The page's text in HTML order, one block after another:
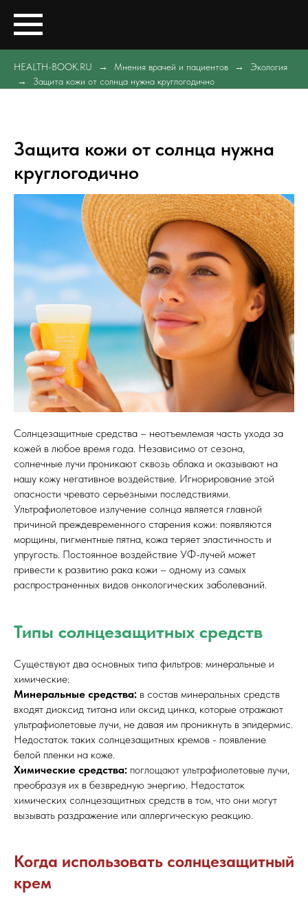
HEALTH-BOOK.RU Мнения врачей и пациентов
Экология
Защита кожи от солнца нужна круглогодично
Защита кожи от солнца нужна
круглогодично
Солнцезащитные средства – неотъемлемая часть ухода за
кожей в любое время года. Независимо от сезона,
солнечные лучи проникают сквозь облака и оказывают на
нашу кожу негативное воздействие. Игнорирование этой
опасности чревато серьезными последствиями.
Ультрафиолетовое излучение солнца является главной
причиной преждевременного старения кожи: появляются
морщины, пигментные пятна, кожа теряет эластичность и
упругость. Постоянное воздействие УФ-лучей может
привести к развитию рака кожи – одному из самых
распространенных видов онкологических заболеваний.
Типы солнцезащитных средств
Существуют два основных типа фильтров: минеральные и
химические:
Минеральные средства: в состав минеральных средств
входят диоксид титана или оксид цинка, которые отражают
ультрафиолетовые лучи, не давая им проникнуть в эпидермис.
Недостаток таких солнцезащитных кремов - появление
белой пленки на коже.
Химические средства: поглощают ультрафиолетовые лучи,
преобразуя их в безвредную энергию. Недостаток
химических солнцезащитных средств в том, что они могут
вызывать раздражение или аллергическую реакцию.
Когда использовать солнцезащитный
крем